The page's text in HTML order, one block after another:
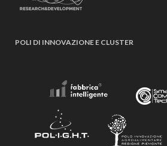
POLI DI INNOVAZIONE E CLUSTER